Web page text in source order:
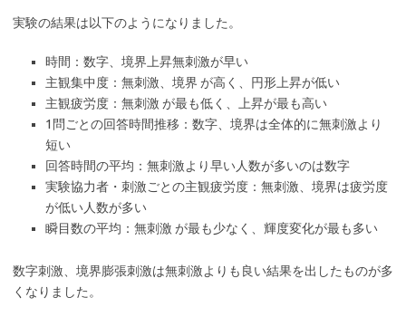
実験の結果は以下のようになりました。
時間：数字、境界上昇無刺激が早い
主観集中度：無刺激、境界 が高く、円形上昇が低い
主観疲労度：無刺激 が最も低く、上昇が最も高い
1問ごとの回答時間推移：数字、境界は全体的に無刺激より
短い
回答時間の平均：無刺激より早い人数が多いのは数字
実験協力者・刺激ごとの主観疲労度：無刺激、境界は疲労度
が低い人数が多い
瞬目数の平均：無刺激 が最も少なく、輝度変化が最も多い
数字刺激、境界膨張刺激は無刺激よりも良い結果を出したものが多
くなりました。